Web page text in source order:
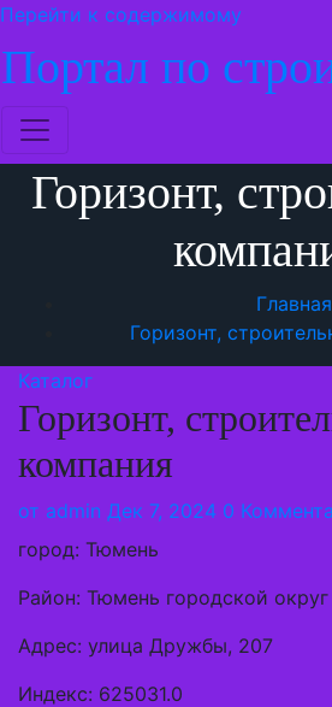
Перейти к содержимому
Портал по
Горизонт,
Главная
Горизонт,
Каталог
Горизонт,
компания
от admin Дек 7, 2024 0
город: Тюмень
Район: Тюмень городской округ
Адрес: улица Дружбы, 207
Индекс: 625031.0